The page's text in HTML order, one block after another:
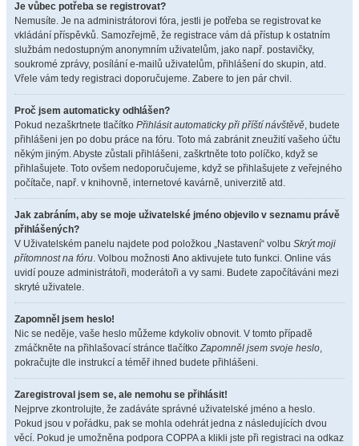
Je vůbec potřeba se registrovat?
Nemusíte. Je na administrátorovi fóra, jestli je potřeba se registrovat ke
vkládání příspěvků. Samozřejmě, že registrace vám dá přístup k ostatním
službám nedostupným anonymním uživatelům, jako např. postavičky,
soukromé zprávy, posílání e-mailů uživatelům, přihlášení do skupin, atd.
Vřele vám tedy registraci doporučujeme. Zabere to jen pár chvil.
Proč jsem automaticky odhlášen?
Pokud nezaškrtnete tlačítko Přihlásit automaticky při příští návštěvě, budete
přihlášeni jen po dobu práce na fóru. Toto má zabránit zneužití vašeho účtu
někým jiným. Abyste zůstali přihlášeni, zaškrtněte toto políčko, když se
přihlašujete. Toto ovšem nedoporučujeme, když se přihlašujete z veřejného
počítače, např. v knihovně, internetové kavárně, univerzitě atd.
Jak zabráním, aby se moje uživatelské jméno objevilo v seznamu právě
přihlášených?
V Uživatelském panelu najdete pod položkou „Nastavení“ volbu Skrýt moji
přítomnost na fóru. Volbou možnosti Ano aktivujete tuto funkci. Online vás
uvidí pouze administrátoři, moderátoři a vy sami. Budete započítáváni mezi
skryté uživatele.
Zapomněl jsem heslo!
Nic se neděje, vaše heslo můžeme kdykoliv obnovit. V tomto případě
zmáčkněte na přihlašovací stránce tlačítkoZapomněl jsem svoje heslo,
pokračujte dle instrukcí a téměř ihned budete přihlášeni.
Zaregistroval jsem se, ale nemohu se přihlásit!
Nejprve zkontrolujte, že zadáváte správné uživatelské jméno a heslo.
Pokud jsou v pořádku, pak se mohla odehrát jedna z následujících dvou
věcí. Pokud je umožněna podpora COPPA a klikli jste při registraci na odkaz